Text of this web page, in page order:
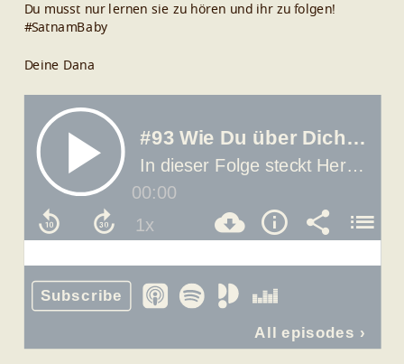
Du musst nur lernen sie zu hören und ihr zu folgen!
#SatnamBaby
Deine Dana